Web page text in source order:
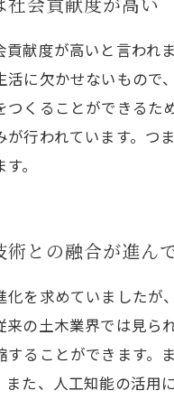
貢献度が高いと言われ
活に欠かせないもので
つくることができる
が行われています。つ
。
との融合が進ん
化を求めていましたが
来の土木業界では見ら
することができます
た、人工知能の活用